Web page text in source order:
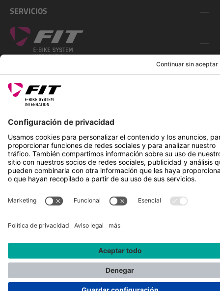
SERVICIOS
*Precio de venta recomendado incl. IVA más gastos de envío
Rotax Bike Technology AG © 2025